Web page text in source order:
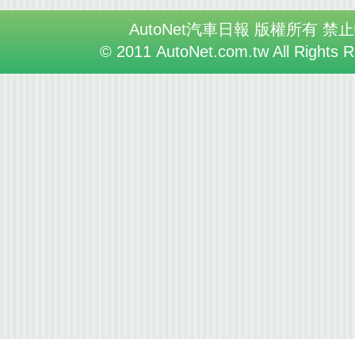
AutoNet汽車日報 版權所有 禁
© 2011 AutoNet.com.tw All Rights